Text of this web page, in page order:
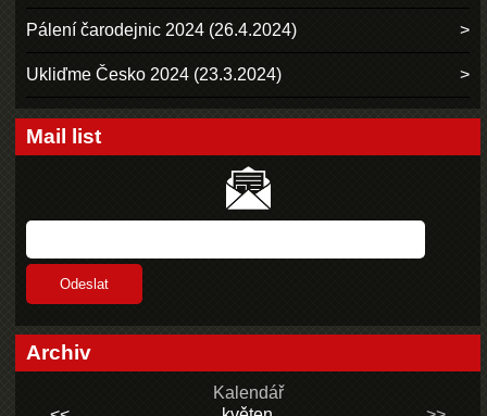
Pálení čarodejnic 2024 (26.4.2024)
Ukliďme Česko 2024 (23.3.2024)
Mail list
Archiv
Kalendář